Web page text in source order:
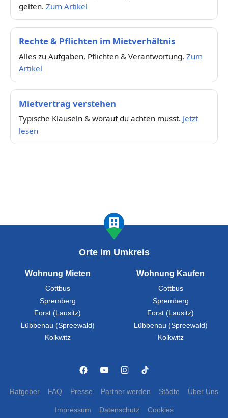
gelten. Zum Artikel
Rechte & Pflichten im Mietverhältnis
Alles zu Aufgaben, Pflichten & Verantwortung. Zum
Artikel
Mietvertrag verstehen
Typische Klauseln & worauf du achten musst. Jetzt
lesen
Orte im Umkreis
Wohnung Mieten
Cottbus
Spremberg
Forst (Lausitz)
Lübbenau (Spreewald)
Kolkwitz
Wohnung Kaufen
Cottbus
Spremberg
Forst (Lausitz)
Lübbenau (Spreewald)
Kolkwitz
Ratgeber FAQ Presse Partner werden Städte Über Uns
Impressum Datenschutz Cookies